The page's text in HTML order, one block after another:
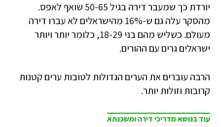
יורדת כך שמעבר דירה בגיל 50-65 שואף לאפס.
מהסקר עלה גם ש-16% מהישראלים לא עברו דירה
מעולם. כשליש מהם בני 18-29, כלומר יותר ויותר
ישראלים גרים עם ההורים.
הרבה עוברים את הערים הגדולות לטובות ערים קטנות
קרובות וזולות יותר.
עוד בנושא מדריכי דירה ומשכנתא